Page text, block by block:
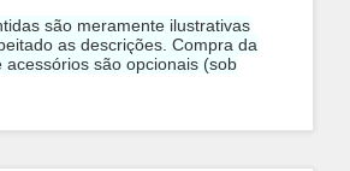
são meramente ilustrativas
as descrições. Compra da
acessórios são opcionais (sob